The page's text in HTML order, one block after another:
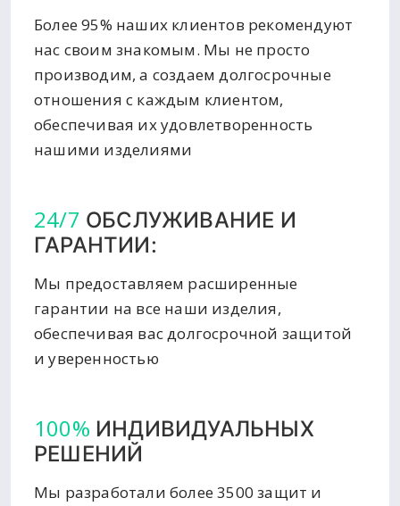
Более 95% наших клиентов рекомендуют
нас своим знакомым. Мы не просто
производим, а создаем долгосрочные
отношения с каждым клиентом,
обеспечивая их удовлетворенность
нашими изделиями
24/7 ОБСЛУЖИВАНИЕ И
ГАРАНТИИ:
Мы предоставляем расширенные
гарантии на все наши изделия,
обеспечивая вас долгосрочной защитой
и уверенностью
100% ИНДИВИДУАЛЬНЫХ
РЕШЕНИЙ
Мы разработали более 3500 защит и